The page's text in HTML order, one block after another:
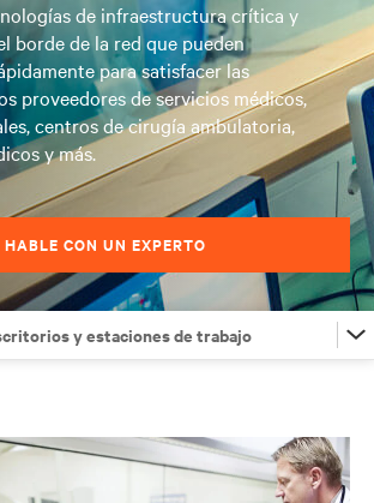
de infraestructura crítica y
borde de la red que pueden
para satisfacer las
proveedores de servicios médicos,
centros de cirugía ambulatoria,
y más.
HABLE CON UN EXPERTO
y estaciones de trabajo
de TI pequeña